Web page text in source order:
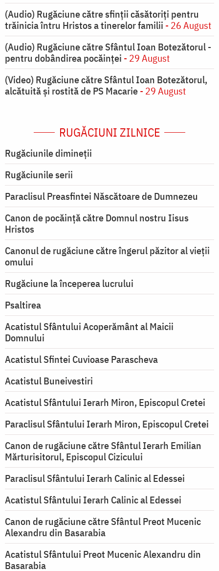
(Audio) Rugăciune către sfinții căsătoriți pentru
trăinicia întru Hristos a tinerelor familii - 26 August
(Audio) Rugăciune către Sfântul Ioan Botezătorul -
pentru dobândirea pocăinței - 29 August
(Video) Rugăciune către Sfântul Ioan Botezătorul,
alcătuită și rostită de PS Macarie- 29 August
RUGĂCIUNI ZILNICE
Rugăciunile dimineții
Rugăciunile serii
Paraclisul Preasfintei Născătoare de Dumnezeu
Canon de pocăință către Domnul nostru Iisus
Hristos
Canonul de rugăciune către îngerul păzitor al vieții
omului
Rugăciune la începerea lucrului
Psaltirea
Acatistul Sfântului Acoperământ al Maicii
Domnului
Acatistul Sfintei Cuvioase Parascheva
Acatistul Buneivestiri
Acatistul Sfântului Ierarh Miron, Episcopul Cretei
Paraclisul Sfântului Ierarh Miron, Episcopul Cretei
Canon de rugăciune către Sfântul Ierarh Emilian
Mărturisitorul, Episcopul Cizicului
Paraclisul Sfântului Ierarh Calinic al Edessei
Acatistul Sfântului Ierarh Calinic al Edessei
Canon de rugăciune către Sfântul Preot Mucenic
Alexandru din Basarabia
Acatistul Sfântului Preot Mucenic Alexandru din
Basarabia